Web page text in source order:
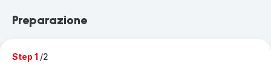
Preparazione
Step 1 /2